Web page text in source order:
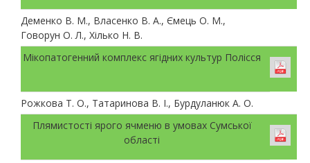
Деменко В. М., Власенко В. А., Ємець О. М.,
Говорун О. Л., Хілько Н. В.
Мікопатогенний комплекс ягідних культур Полісся
Рожкова Т. О., Татаринова В. І., Бурдуланюк А. О.
Плямистості ярого ячменю в умовах Сумської
області